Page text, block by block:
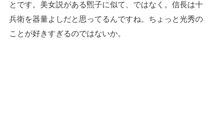
とです。美女説がある煕子に似て、ではなく。信長は十
兵衛を器量よしだと思ってるんですね。ちょっと光秀の
ことが好きすぎるのではないか。